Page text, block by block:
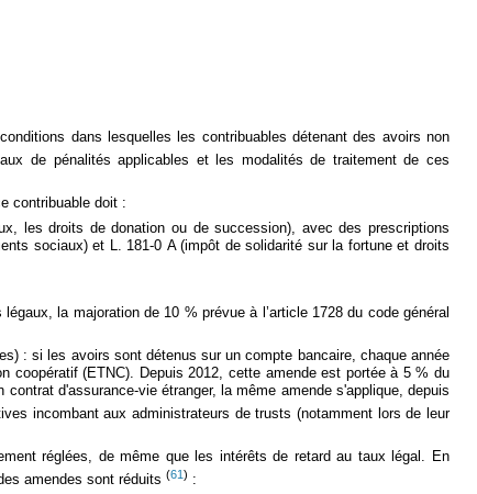
dans lesquelles les contribuables détenant des avoirs non
de pénalités applicables et les modalités de traitement de ces
contribuable doit :
les droits de donation ou de succession), avec des prescriptions
sociaux) et L. 181-0 A (impôt de solidarité sur la fortune et droits
la majoration de 10 % prévue à l’article 1728 du code général
: si les avoirs sont détenus sur un compte bancaire, chaque année
coopératif (ETNC). Depuis 2012, cette amende est portée à 5 % du
d'assurance-vie étranger, la même amende s'applique, depuis
incombant aux administrateurs de trusts (notamment lors de leur
réglées, de même que les intérêts de retard au taux légal. En
amendes sont réduits (61) :